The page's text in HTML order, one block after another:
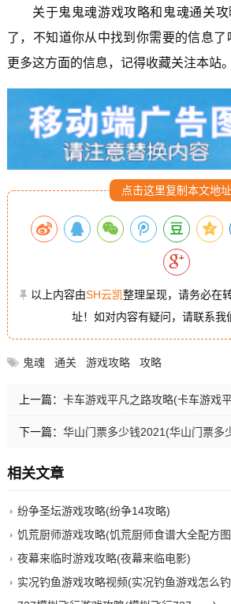
关于鬼鬼魂游戏攻略和鬼魂通关
了，不知道你从中找到你需要的信息
更多这方面的信息，记得收藏关注本站。
点击这里复制本文地址
以上内容由SH云凯整理呈现，请务必在
址！如对内容有疑问，请联系我
鬼魂 通关 游戏攻略 攻略
上一篇： 卡车游戏平凡之路攻略(卡车游戏
下一篇： 华山门票多少钱2021(华山门票多
相关文章
纷争圣坛游戏攻略(纷争14攻略)
饥荒厨师游戏攻略(饥荒厨师食谱大全配方
夜幕来临时游戏攻略(夜幕来临电影)
实况钓鱼游戏攻略视频(实况钓鱼游戏怎么